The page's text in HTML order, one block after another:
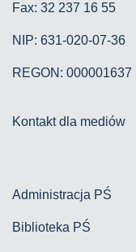
Fax: 32 237 16 55
NIP: 631-020-07-36
REGON: 000001637
Kontakt dla mediów
Administracja PŚ
Biblioteka PŚ